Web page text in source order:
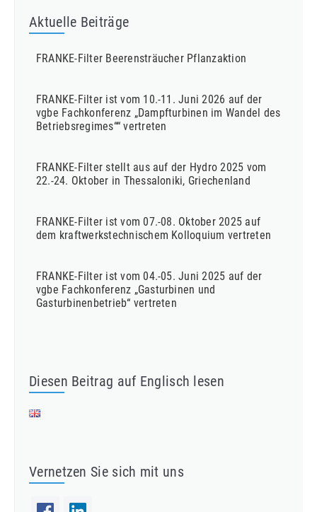
Aktuelle Beiträge
FRANKE-Filter Beerensträucher Pflanzaktion
FRANKE-Filter ist vom 10.-11. Juni 2026 auf der
vgbe Fachkonferenz „Dampfturbinen im Wandel des
Betriebsregimes““ vertreten
FRANKE-Filter stellt aus auf der Hydro 2025 vom
22.-24. Oktober in Thessaloniki, Griechenland
FRANKE-Filter ist vom 07.-08. Oktober 2025 auf
dem kraftwerkstechnischem Kolloquium vertreten
FRANKE-Filter ist vom 04.-05. Juni 2025 auf der
vgbe Fachkonferenz „Gasturbinen und
Gasturbinenbetrieb“ vertreten
Diesen Beitrag auf Englisch lesen
Vernetzen Sie sich mit uns